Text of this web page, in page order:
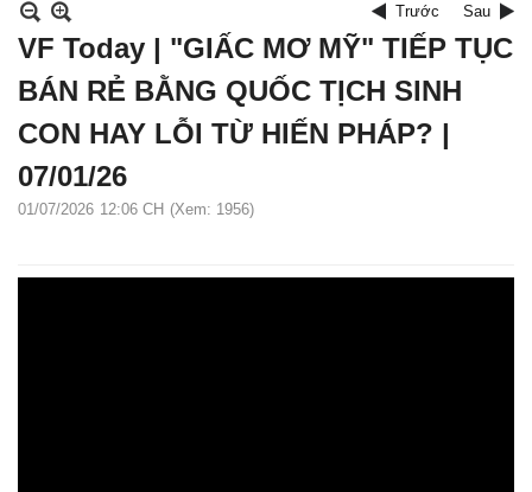
Trước Sau
VF Today | "GIẤC MƠ MỸ" TIẾP TỤC
BÁN RẺ BẰNG QUỐC TỊCH SINH
CON HAY LỖI TỪ HIẾN PHÁP? |
07/01/26
01/07/2026 12:06 CH (Xem: 1956)